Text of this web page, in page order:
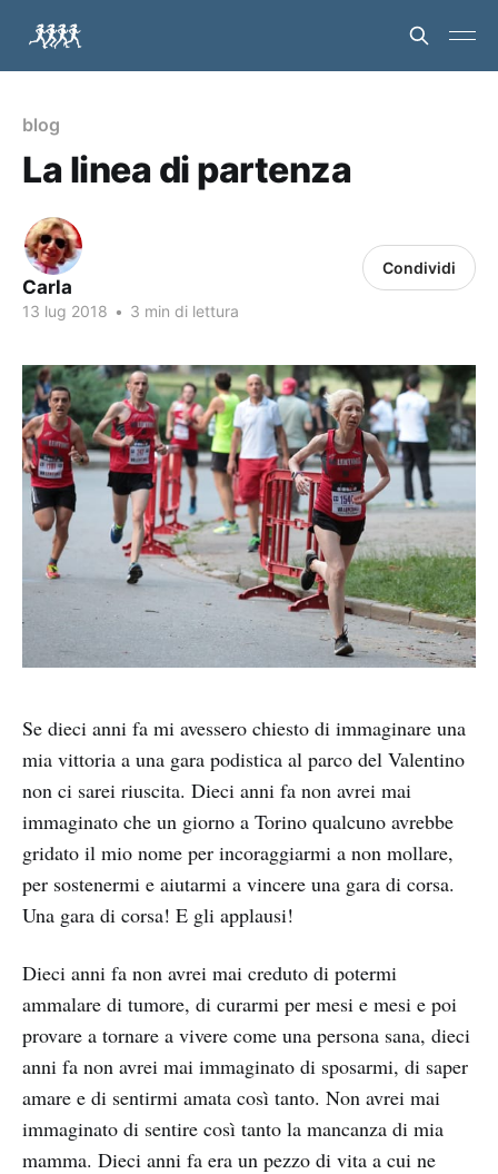
blog
La linea di partenza
Carla
13 lug 2018 • 3 min di lettura
Condividi
Se dieci anni fa mi avessero chiesto di immaginare una
mia vittoria a una gara podistica al parco del Valentino
non ci sarei riuscita. Dieci anni fa non avrei mai
immaginato che un giorno a Torino qualcuno avrebbe
gridato il mio nome per incoraggiarmi a non mollare,
per sostenermi e aiutarmi a vincere una gara di corsa.
Una gara di corsa! E gli applausi!
Dieci anni fa non avrei mai creduto di potermi
ammalare di tumore, di curarmi per mesi e mesi e poi
provare a tornare a vivere come una persona sana, dieci
anni fa non avrei mai immaginato di sposarmi, di saper
amare e di sentirmi amata così tanto. Non avrei mai
immaginato di sentire così tanto la mancanza di mia
mamma. Dieci anni fa era un pezzo di vita a cui ne